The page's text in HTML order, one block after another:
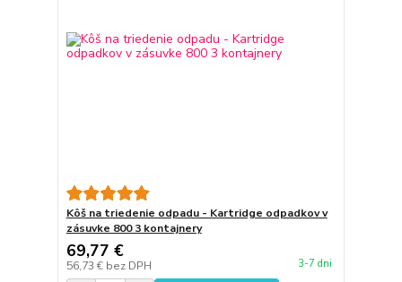
Kôš na triedenie odpadu - Kartridge odpadkov v
zásuvke 800 3 kontajnery
69,77 €
56,73 € bez DPH 3-7 dni